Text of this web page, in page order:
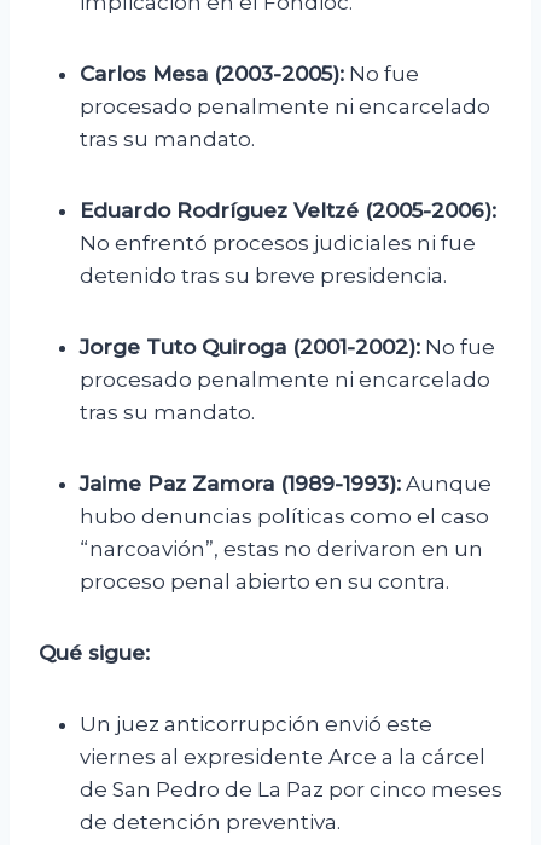
Carlos Mesa (2003-2005): No fue
procesado penalmente ni encarcelado
tras su mandato.
Eduardo Rodríguez Veltzé (2005-2006):
No enfrentó procesos judiciales ni fue
detenido tras su breve presidencia.
Jorge Tuto Quiroga (2001-2002): No fue
procesado penalmente ni encarcelado
tras su mandato.
Jaime Paz Zamora (1989-1993): Aunque
hubo denuncias políticas como el caso
“narcoavión”, estas no derivaron en un
proceso penal abierto en su contra.
Qué sigue:
Un juez anticorrupción envió este
viernes al expresidente Arce a la cárcel
de San Pedro de La Paz por cinco meses
de detención preventiva.